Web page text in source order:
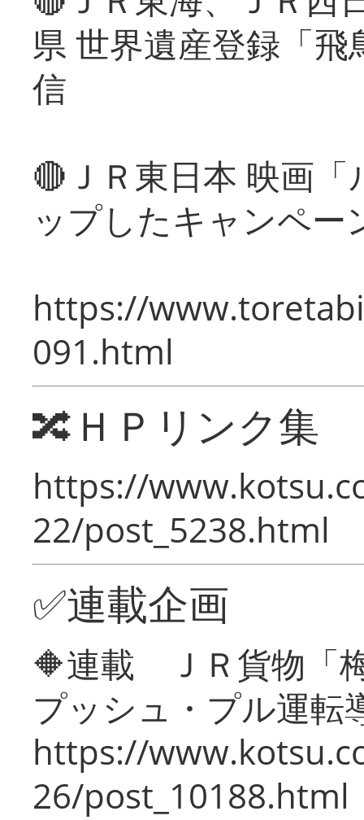
県 世界遺産登録「
信
🔴ＪＲ東日本 映画
ップしたキャンペー
https://
091.html
🔀ＨＰリンク集
https://
22/post_5238.html
✅連載企画
🔶連載 ＪＲ貨物「
プッシュ・プル運転
https://
26/post_10188.html